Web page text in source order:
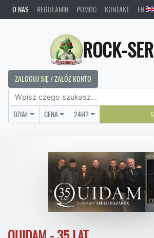
O NAS REGULAMIN POMOC KONTAKT EN
ROCK-
ZALOGUJ SIĘ / ZAŁÓŻ KONTO
DZIAŁ CENA 24H?